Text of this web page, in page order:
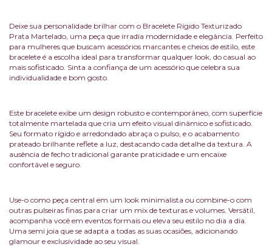
Deixe sua personalidade brilhar com o Bracelete Rígido Texturizado
Prata Martelado, uma peça que irradia modernidade e elegância. Perfeito
para mulheres que buscam acessórios marcantes e cheios de estilo, este
bracelete é a escolha ideal para transformar qualquer look, do casual ao
mais sofisticado. Sinta a confiança de um acessório que celebra sua
individualidade e bom gosto.
Este bracelete exibe um design robusto e contemporâneo, com superfície
totalmente martelada que cria um efeito visual dinâmico e sofisticado.
Seu formato rígido e arredondado abraça o pulso, e o acabamento
prateado brilhante reflete a luz, destacando cada detalhe da textura. A
ausência de fecho tradicional garante praticidade e um encaixe
confortável e seguro.
Use-o como peça central em um look minimalista ou combine-o com
outras pulseiras finas para criar um mix de texturas e volumes. Versátil,
acompanha você em eventos formais ou eleva seu estilo no dia a dia.
Uma semi joia que se adapta a todas as suas ocasiões, adicionando
glamour e exclusividade ao seu visual.